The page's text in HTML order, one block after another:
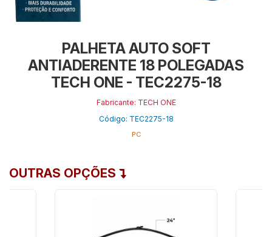
PALHETA AUTO SOFT
ANTIADERENTE 18 POLEGADAS
TECH ONE - TEC2275-18
Fabricante: TECH ONE
Código: TEC2275-18
PC
OUTRAS OPÇÕES